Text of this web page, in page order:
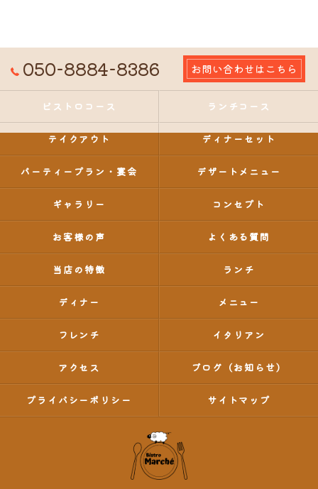
050-8884-8386 お問い合わせはこちら
ビストロコース ランチコース
テイクアウト ディナーセット
パーティープラン・宴会 デザートメニュー
ギャラリー コンセプト
お客様の声 よくある質問
当店の特徴 ランチ
ディナー メニュー
フレンチ イタリアン
アクセス ブログ（お知らせ）
プライバシーポリシー サイトマップ